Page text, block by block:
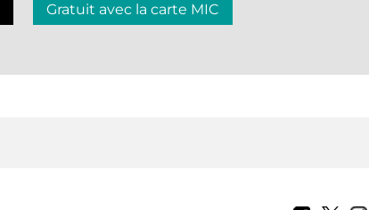
Gratuit avec la carte MIC